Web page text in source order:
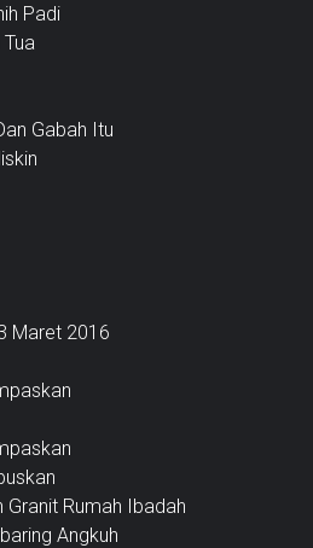
Padi
Gabah Itu
Maret 2016
Granit Rumah Ibadah
Angkuh